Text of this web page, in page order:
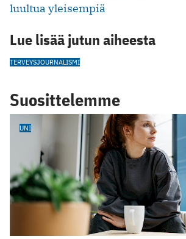
luultua yleisempiä
Lue lisää jutun aiheesta
TERVEYSJOURNALISMI
Suosittelemme
UNI